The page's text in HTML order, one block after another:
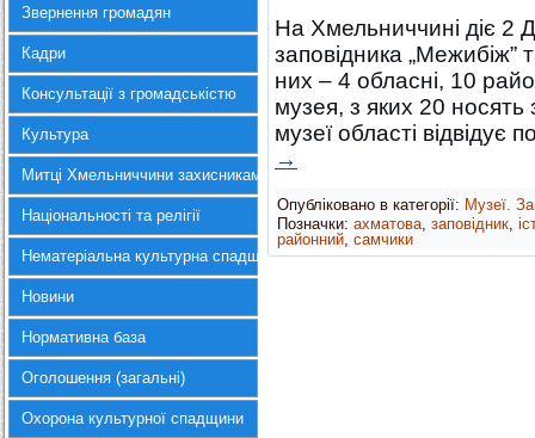
Звернення громадян
Кадри
Консультації з громадськістю
Культура
Митці Хмельниччини захисникам України
Національності та релігії
Нематеріальна культурна спадщина
Новини
Нормативна база
Оголошення (загальні)
Охорона культурної спадщини
На Хмельниччині діє 2
заповідника „Межибіж”
них – 4 обласні, 10
музея, з яких 20
музеї області відвідує
→
Опубліковано в категорії: Музеї.
Позначки: ахматова, заповідник,
районний, самчики